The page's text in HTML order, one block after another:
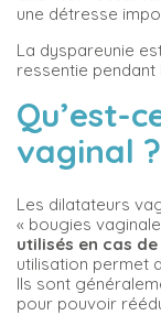
une détresse
La dyspareunie
ressentie
Qu’est-
vaginal ?
Les dilatateurs
« bougies
utilisés en cas
utilisation permet
Ils sont
pour pouvoir